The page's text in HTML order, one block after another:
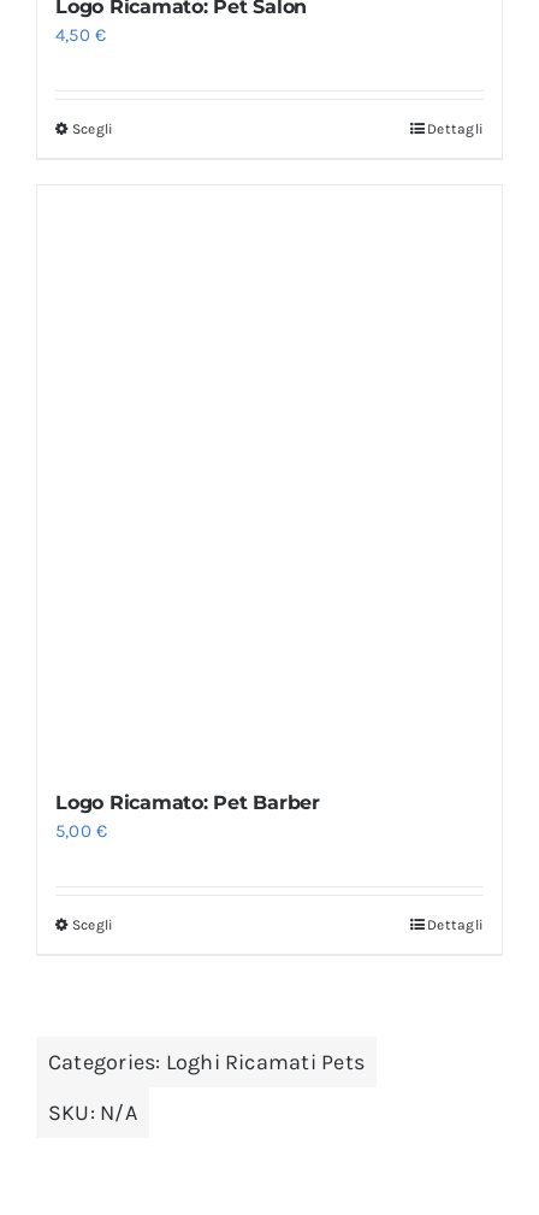
Logo Ricamato: Pet Salon
4,50€
Scegli Dettagli
Logo Ricamato: Pet Barber
5,00€
Scegli Dettagli
Categories: Loghi Ricamati Pets
SKU: N/A